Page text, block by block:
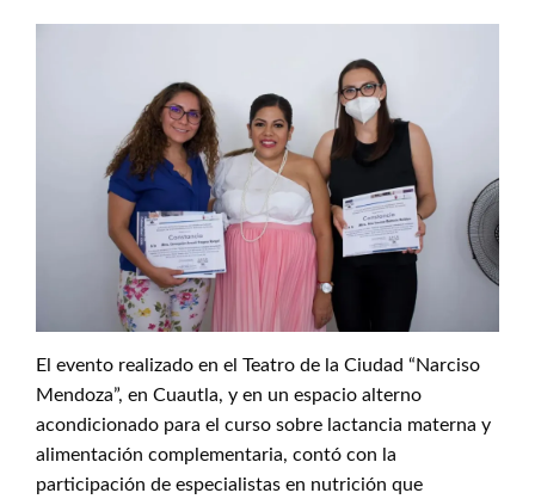
El evento realizado en el Teatro de la Ciudad “Narciso
Mendoza”, en Cuautla, y en un espacio alterno
acondicionado para el curso sobre lactancia materna y
alimentación complementaria, contó con la
participación de especialistas en nutrición que